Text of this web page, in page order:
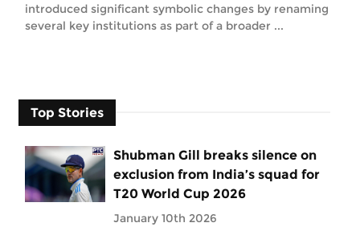
introduced significant symbolic changes by renaming
several key institutions as part of a broader ...
Top Stories
Shubman Gill breaks silence on
exclusion from India’s squad for
T20 World Cup 2026
January 10th 2026